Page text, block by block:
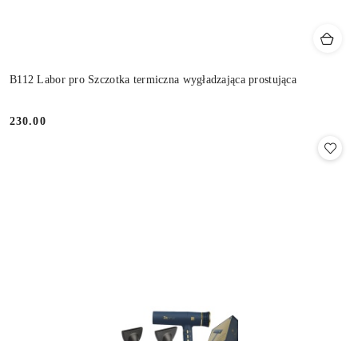
B112 Labor pro Szczotka termiczna wygładzająca prostująca
Cena:
230.00